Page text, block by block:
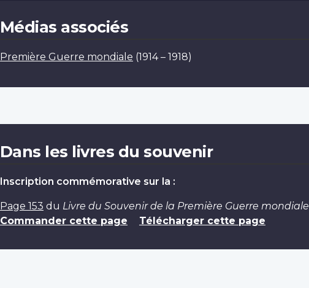
Médias associés
Première Guerre mondiale (1914 – 1918)
Dans les livres du souvenir
Inscription commémorative sur la :
Page 153 du Livre du Souvenir de la Première Guerre mondiale
Commander cette page
Télécharger cette page